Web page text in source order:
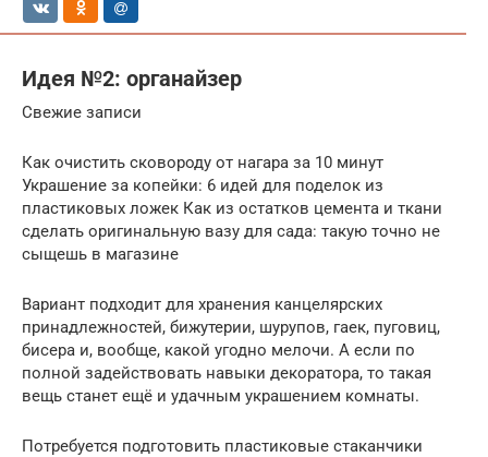
Идея №2: органайзер
Свежие записи
Как очистить сковороду от нагара за 10 минут
Украшение за копейки: 6 идей для поделок из
пластиковых ложек Как из остатков цемента и ткани
сделать оригинальную вазу для сада: такую точно не
сыщешь в магазине
Вариант подходит для хранения канцелярских
принадлежностей, бижутерии, шурупов, гаек, пуговиц,
бисера и, вообще, какой угодно мелочи. А если по
полной задействовать навыки декоратора, то такая
вещь станет ещё и удачным украшением комнаты.
Потребуется подготовить пластиковые стаканчики